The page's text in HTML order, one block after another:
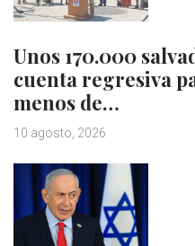
Unos 170.000
cuenta regresiva
menos de…
10 agosto, 2026